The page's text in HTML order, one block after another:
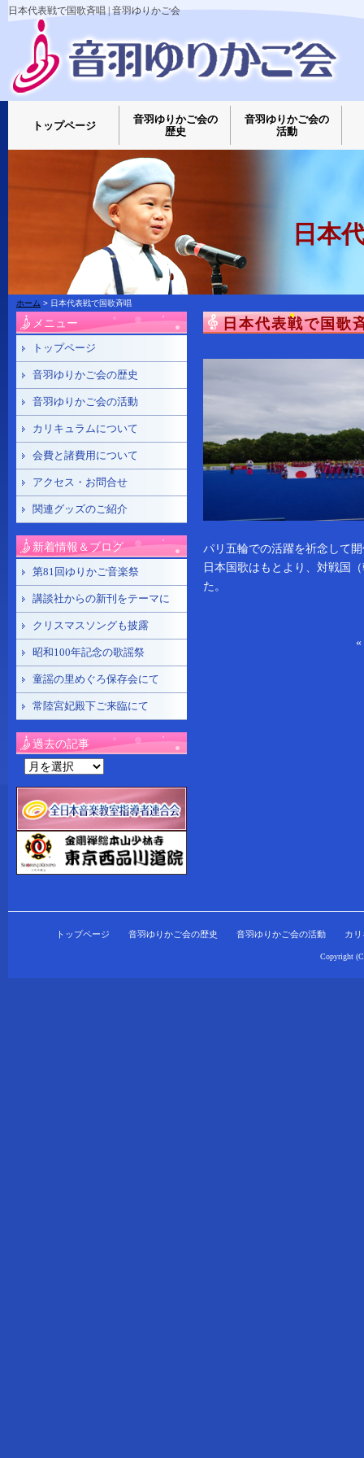
日本代表戦で国歌斉唱 | 音羽ゆりかご会
トップページ
音羽ゆりかご会の
歴史
音羽ゆりかご会の
活動
日本
ホーム > 日本代表戦で国歌斉唱
日本代表戦で国歌
パリ五輪での活躍を祈念して
日本国歌はもとより、対戦国
た。
«
メニュー
トップページ
音羽ゆりかご会の歴史
音羽ゆりかご会の活動
カリキュラムについて
会費と諸費用について
アクセス・お問合せ
関連グッズのご紹介
新着情報＆ブログ
第81回ゆりかご音楽祭
講談社からの新刊をテーマに
クリスマスソングも披露
昭和100年記念の歌謡祭
童謡の里めぐろ保存会にて
常陸宮妃殿下ご来臨にて
過去の記事
の
記
事
トップページ 音羽ゆりかご会の歴史 音羽ゆりかご会の活動 カ
Copyright